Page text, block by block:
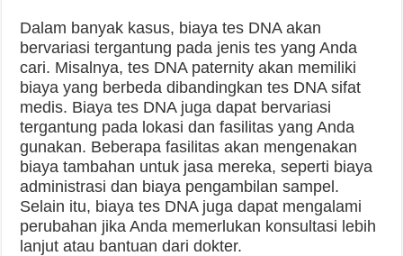
Dalam banyak kasus, biaya tes DNA akan
bervariasi tergantung pada jenis tes yang Anda
cari. Misalnya, tes DNA paternity akan memiliki
biaya yang berbeda dibandingkan tes DNA sifat
medis. Biaya tes DNA juga dapat bervariasi
tergantung pada lokasi dan fasilitas yang Anda
gunakan. Beberapa fasilitas akan mengenakan
biaya tambahan untuk jasa mereka, seperti biaya
administrasi dan biaya pengambilan sampel.
Selain itu, biaya tes DNA juga dapat mengalami
perubahan jika Anda memerlukan konsultasi lebih
lanjut atau bantuan dari dokter.